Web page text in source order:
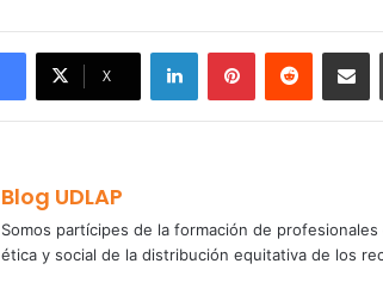
X
LinkedInPinterestReddit
Blog UDLAP
Somos partícipes de la formación de
ética y social de la distribución equitativa de los